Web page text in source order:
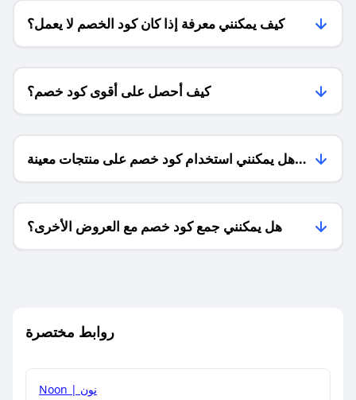
كيف يمكنني معرفة إذا كان كود الخصم لا يعمل؟
كيف أحصل على أقوى كود خصم؟
هل يمكنني استخدام كود خصم على منتجات معينة
فقط؟
هل يمكنني جمع كود خصم مع العروض الأخرى؟
روابط مختصرة
Noon | نون